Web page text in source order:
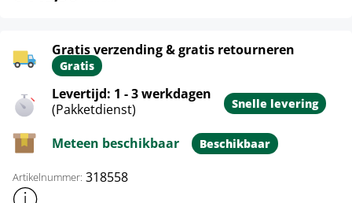
Gratis verzending & gratis retourneren
Gratis
Levertijd: 1 - 3 werkdagen
(Pakketdienst)
Snelle levering
Meteen beschikbaar Beschikbaar
Artikelnummer: 318558
Toon meer productinformatie